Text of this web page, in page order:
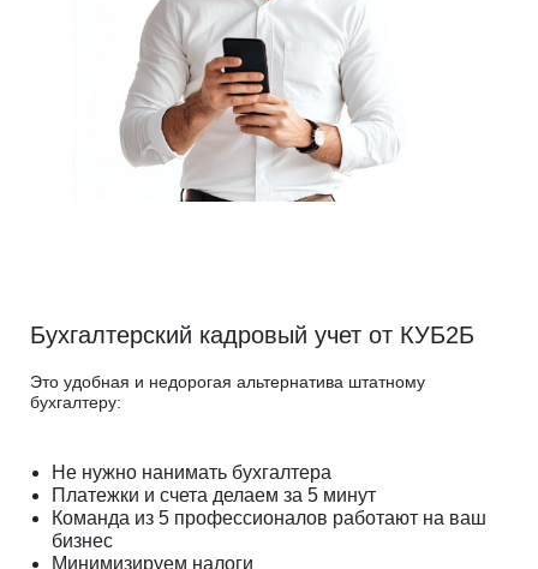
Бухгалтерский кадровый учет от КУБ2Б
Это удобная и недорогая альтернатива штатному
бухгалтеру:
Не нужно нанимать бухгалтера
Платежки и счета делаем за 5 минут
Команда из 5 профессионалов работают на ваш
бизнес
Минимизируем налоги